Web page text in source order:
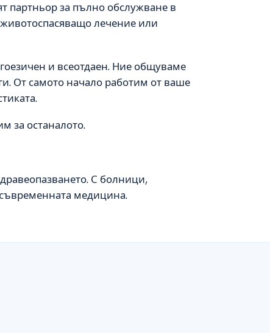
партньор за пълно обслужване в
лечение или
и всеотдаен. Ние общуваме
От самото начало работим от ваше
за останалото.
С болници,
съвременната медицина.